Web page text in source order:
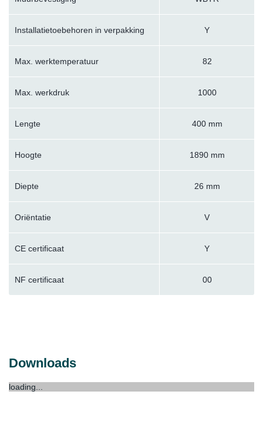
Installatietoebehoren in verpakking Y
Max. werktemperatuur 82
Max. werkdruk 1000
Lengte 400 mm
Hoogte 1890 mm
Diepte 26 mm
Oriëntatie V
CE certificaat Y
NF certificaat 00
Downloads
loading...